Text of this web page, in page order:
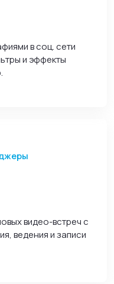
в соц. сети
и эффекты
видео-встреч с
ведения и записи